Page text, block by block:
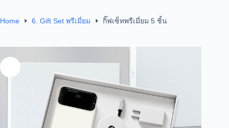
Home 6. Gift Set พรีเมี่ยม กิ๊ฟเซ็ทพรีเมี่ยม 5 ชิ้น